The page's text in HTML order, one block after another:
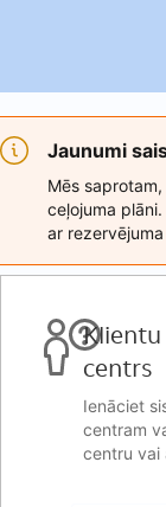
Jaunumi
Mēs
ceļojuma
ar
centrs
Ienāciet
centram
centru vai